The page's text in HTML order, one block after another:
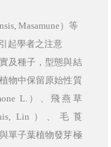
Masamune）等
起學者之注意
及種子，型態與結
物中保留原始性質
L.）、飛燕草
Lin ）、毛莨
單子葉植物發芽極